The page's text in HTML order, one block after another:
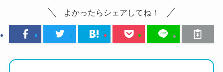
よかったらシェアしてね！